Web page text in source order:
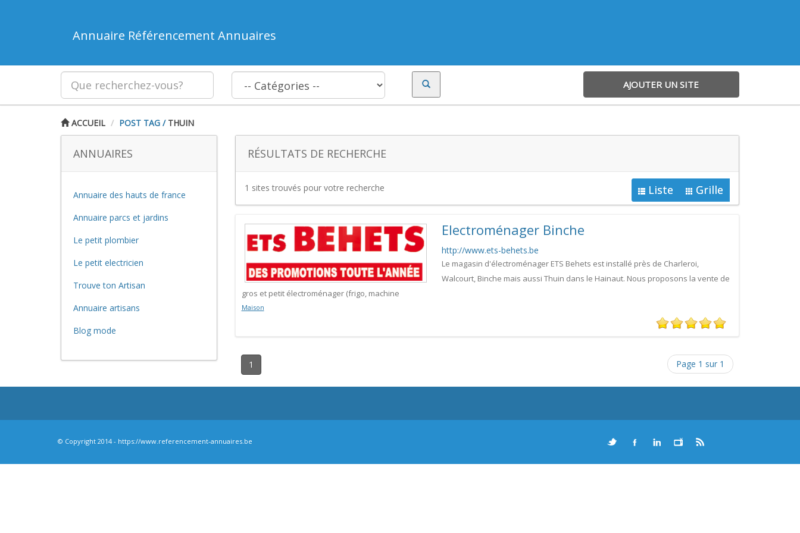
Annuaire Référencement Annuaires
AJOUTER UN SITE
ACCUEIL POST TAG / THUIN
ANNUAIRES
Annuaire des hauts de france
Annuaire parcs et jardins
Le petit plombier
Le petit electricien
Trouve ton Artisan
Annuaire artisans
Blog mode
RÉSULTATS DE RECHERCHE
1 sites trouvés pour votre recherche Liste Grille
Electroménager Binche
http://www.ets-behets.be
Le magasin d'électroménager ETS Behets est installé près de Charleroi,
Walcourt, Binche mais aussi Thuin dans le Hainaut. Nous proposons la vente de
gros et petit électroménager (frigo, machine
Maison
1 Page 1 sur 1
© Copyright 2014 - https://www.referencement-annuaires.be